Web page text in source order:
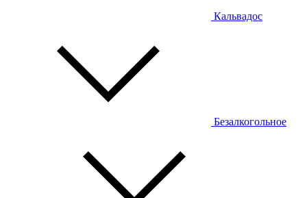
Кальвадос
Безалкогольное